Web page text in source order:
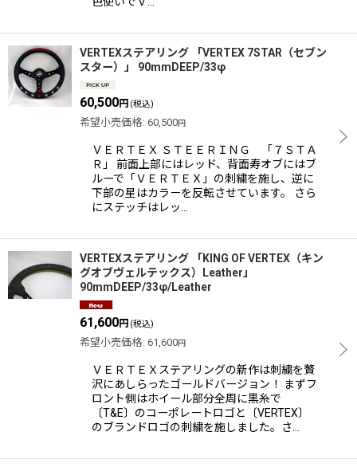
VERTEXステアリング 「VERTEX 7STAR（セブン
スター）」 90mmDEEP/33φ
60,500円 (税込)
希望小売価格: 60,500円
ＶＥＲＴＥＸ ＳＴＥＥＲＩＮＧ 「７ＳＴＡ
Ｒ」 前面上部にはレッド、背面寿オブにはブ
ルーで「ＶＥＲＴＥＸ」の刺繍を施し、逆に
下部の星はカラーを反転させています。 さら
にステッチはレッ…
VERTEXステアリング 「KING OF VERTEX（キン
グオブヴェルテックス）Leather」
90mmDEEP/33φ/Leather
61,600円 (税込)
希望小売価格: 61,600円
ＶＥＲＴＥＸステアリングの新作は刺繍を贅
沢にあしらったゴールドバージョン！ まずフ
ロント側はホイール部分全周に黒糸で
〔T&E〕のコーポレートロゴと〔VERTEX〕
のブランドロゴの刺繍を施しました。さ…